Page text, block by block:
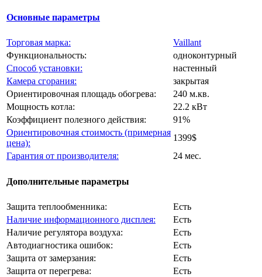
Основные параметры
Торговая марка:
Vaillant
Функциональность:
одноконтурный
Способ установки:
настенный
Камера сгорания:
закрытая
Ориентировочная площадь обогрева:
240 м.кв.
Мощность котла:
22.2 кВт
Коэффициент полезного действия:
91%
Ориентировочная стоимость (примерная
цена):
1399$
Гарантия от производителя:
24 мес.
Дополнительные параметры
Защита теплообменника:
Есть
Наличие информационного дисплея:
Есть
Наличие регулятора воздуха:
Есть
Автодиагностика ошибок:
Есть
Защита от замерзания:
Есть
Защита от перегрева:
Есть